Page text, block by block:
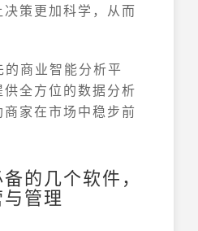
策更加科学，从而
商业智能分析平
全方位的数据分析
家在市场中稳步前
的几个软件，
管理